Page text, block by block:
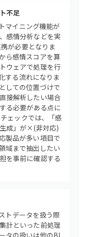
不足
マイニング機能が
感情分析などを実
が必要となりま
ら感情スコアを算
ウェアで処理を行
する流れになりま
しての位置づけで
接解析したい場合
る必要がある点に
ェックでは、「感
成」が×(非対応)
製品が多い項目で
域まで抽出したい
を事前に確認する
トデータを扱う際
計といった前処理
タの扱いは他のBI